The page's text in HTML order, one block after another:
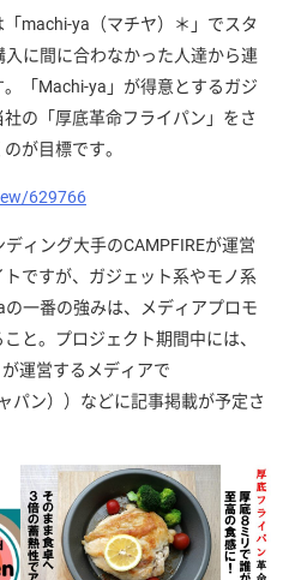
machi-ya（マチヤ）＊」でスタ
に間に合わなかった人達から連
「Machi-ya」が得意とするガジ
の「厚底革命フライパン」をさ
が目標です。
629766
ィング大手のCAMPFIREが運営
ですが、ガジェット系やモノ系
一番の強みは、メディアプロモ
と。プロジェクト期間中には、
運営するメディアで
パン））などに記事掲載が予定さ